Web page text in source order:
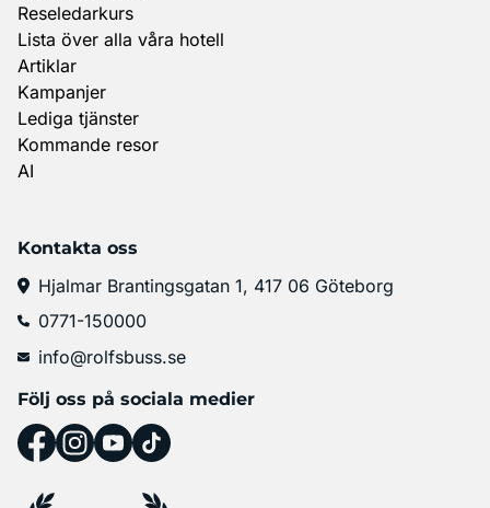
Reseledarkurs
Lista över alla våra hotell
Artiklar
Kampanjer
Lediga tjänster
Kommande resor
AI
Kontakta oss
Hjalmar Brantingsgatan 1, 417 06 Göteborg
0771-150000
info@rolfsbuss.se
Följ oss på sociala medier